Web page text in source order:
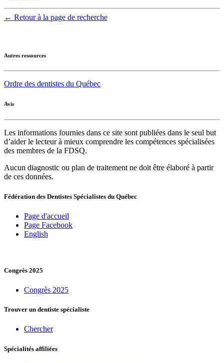
← Retour à la page de recherche
Autres ressources
Ordre des dentistes du Québec
Avis
Les informations fournies dans ce site sont publiées dans le seul but
d’aider le lecteur à mieux comprendre les compétences spécialisées
des membres de la FDSQ.
Aucun diagnostic ou plan de traitement ne doit être élaboré à partir
de ces données.
Fédération des Dentistes Spécialistes du Québec
Page d'accueil
Page Facebook
English
Congrès 2025
Congrès 2025
Trouver un dentiste spécialiste
Chercher
Spécialités affiliées